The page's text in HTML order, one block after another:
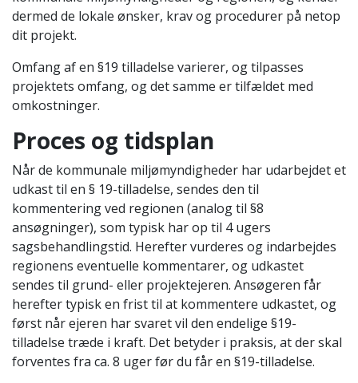
dermed de lokale ønsker, krav og procedurer på netop
dit projekt.
Omfang af en §19 tilladelse varierer, og tilpasses
projektets omfang, og det samme er tilfældet med
omkostninger.
Proces og tidsplan
Når de kommunale miljømyndigheder har udarbejdet et
udkast til en § 19-tilladelse, sendes den til
kommentering ved regionen (analog til §8
ansøgninger), som typisk har op til 4 ugers
sagsbehandlingstid. Herefter vurderes og indarbejdes
regionens eventuelle kommentarer, og udkastet
sendes til grund- eller projektejeren. Ansøgeren får
herefter typisk en frist til at kommentere udkastet, og
først når ejeren har svaret vil den endelige §19-
tilladelse træde i kraft. Det betyder i praksis, at der skal
forventes fra ca. 8 uger før du får en §19-tilladelse.